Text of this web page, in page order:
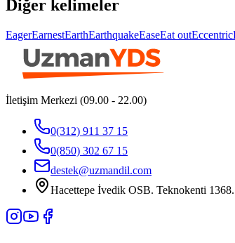
Diğer kelimeler
EagerEarnestEarthEarthquakeEaseEat outEccentric
İletişim Merkezi (09.00 - 22.00)
0(312) 911 37 15
0(850) 302 67 15
destek@uzmandil.com
Hacettepe İvedik OSB. Teknokenti